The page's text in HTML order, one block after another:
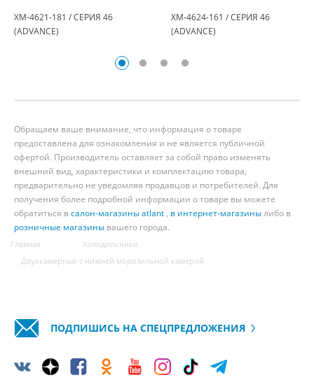
ХМ-4621-181 / СЕРИЯ 46
(ADVANCE)
ХМ-4624-161 / СЕРИЯ 46
(ADVANCE)
Обращаем ваше внимание, что информация о товаре
предоставлена для ознакомления и не является публичной
офертой. Производитель оставляет за собой право изменять
внешний вид, характеристики и комплектацию товара,
предварительно не уведомляя продавцов и потребителей. Для
получения более подробной информации о товаре вы можете
обратиться всалон-магазины atlant , в интернет-магазинылибо в
розничные магазины вашего города.
Главная
Холодильники
Двухкамерные с нижней морозильной камерой
ПОДПИШИСЬ НА СПЕЦПРЕДЛОЖЕНИЯ